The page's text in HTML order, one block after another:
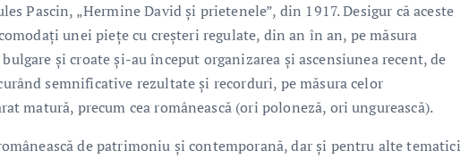
Pascin, „Hermine David și prietenele”, din 1917. Desigur că aceste
unei piețe cu creșteri regulate, din an în an, pe măsura
și croate și-au început organizarea și ascensiunea recent, de
semnificative rezultate și recorduri, pe măsura celor
matură, precum cea românească (ori poloneză, ori ungurească).
de patrimoniu și contemporană, dar și pentru alte tematici